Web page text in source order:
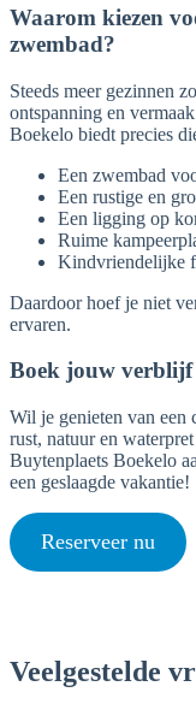
Waarom kiezen
zwembad?
Steeds meer gezinnen
ontspanning en
Boekelo biedt precies
Een zwembad
Een rustige en
Een ligging op
Ruime
Kindvriendelijke
Daardoor hoef je niet
ervaren.
Boek jouw
Wil je genieten van een
rust, natuur en
Buytenplaets Boekelo
een geslaagde vakantie!
Reserveer nu
Veelgestelde